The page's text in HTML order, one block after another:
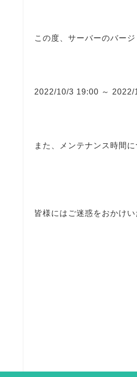
この度、サーバーのバー
2022/10/3 19:00 ～ 2022/
また、メンテナンス時間
皆様にはご迷惑をおかけ